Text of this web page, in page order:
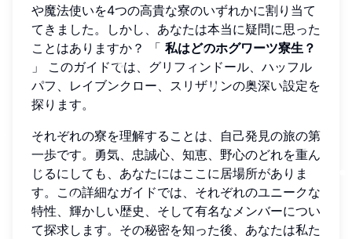
や魔法使いを4つの高貴な寮のいずれかに割り当て
てきました。しかし、あなたは本当に疑問に思った
ことはありますか？ 「 私はどのホグワーツ寮生？
」 このガイドでは、グリフィンドール、ハッフル
パフ、レイブンクロー、スリザリンの奥深い設定を
探ります。
それぞれの寮を理解することは、自己発見の旅の第
一歩です。勇気、忠誠心、知恵、野心のどれを重ん
じるにしても、あなたにはここに居場所がありま
す。この詳細なガイドでは、それぞれのユニークな
特性、輝かしい歴史、そして有名なメンバーについ
て探求します。その秘密を知った後、あなたは私た